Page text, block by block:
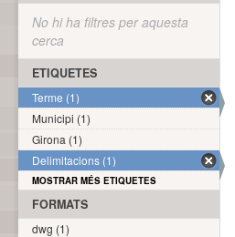
No hi ha filtres per aquesta
cerca
ETIQUETES
Terme (1)
Municipi (1)
Girona (1)
Delimitacions (1)
MOSTRAR MÉS ETIQUETES
FORMATS
dwg (1)